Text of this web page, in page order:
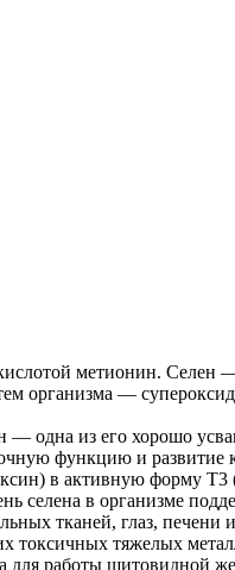
метионин. Селен
организма —
одна из его хорошо
функцию и развитие
в активную форму
селена в организме
тканей, глаз,
токсичных тяжелых
для работы щитовидной